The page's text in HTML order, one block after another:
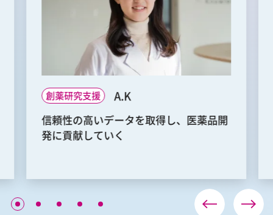
創薬研究支援 A.K
信頼性の高いデータを取得し、医薬品開
発に貢献していく